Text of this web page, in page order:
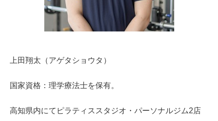
上田翔太（アゲタショウタ）
国家資格：理学療法士を保有。
高知県内にてピラティススタジオ・パーソナルジム2店